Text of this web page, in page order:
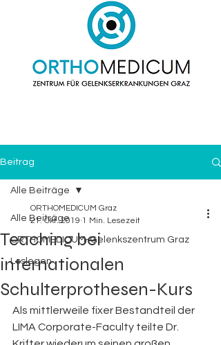
Beitrag
Alle Beiträge
ORTHOMEDICUM-Gelenkszentrum Graz
Loslegen
Alle Beiträge
Teaching bei
internationalen
Schulterprothesen-Kurs
ORTHOMEDICUM Graz
21. Okt. 2019 1 Min. Lesezeit
Als mittlerweile fixer Bestandteil der
LIMA Corporate-Faculty teilte Dr.